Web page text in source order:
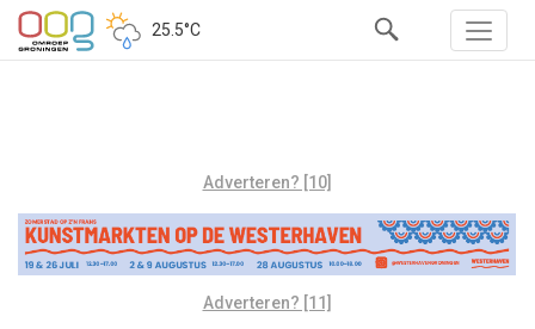
25.5°C
Adverteren? [10]
Adverteren? [11]